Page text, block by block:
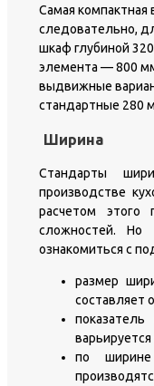
Самая
следовательно,
шкаф глубиной
элемента — 800
выдвижные
стандартные 280
Ширина
Стандарты
производстве
расчетом этого
сложностей. Но
ознакомиться с
размер
составляет
по ширине